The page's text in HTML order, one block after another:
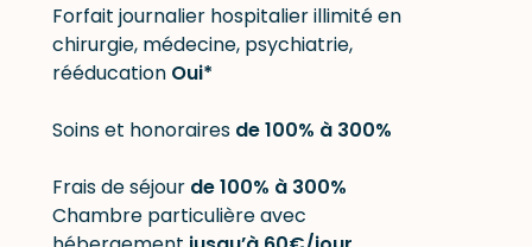
Forfait journalier hospitalier illimité en
chirurgie, médecine, psychiatrie,
rééducation Oui*
Soins et honoraires de 100% à 300%
Frais de séjour de 100% à 300%
Chambre particulière avec